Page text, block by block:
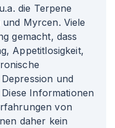
die Terpene
Myrcen. Viele
gemacht, dass
Appetitlosigkeit,
und
Informationen
von
daher kein